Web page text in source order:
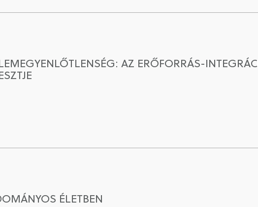
AZ ERŐFORRÁS-
ÉLETBEN